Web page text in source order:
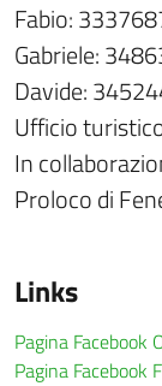
Fabio:
Gabriele:
Davide:
Ufficio
In
Proloco di
Links
Pagina Facebook
Pagina Facebook